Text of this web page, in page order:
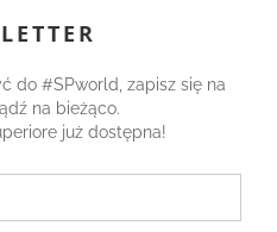
do #SPworld, zapisz się na
na bieżąco.
już dostępna!